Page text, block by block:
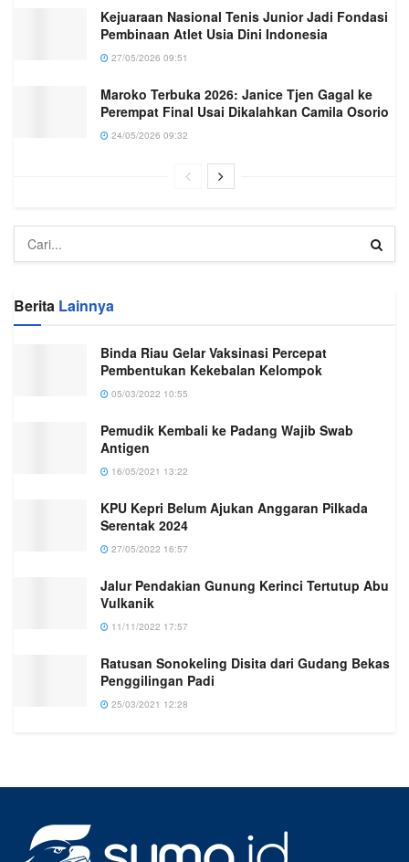
Kejuaraan Nasional Tenis Junior Jadi Fondasi
Pembinaan Atlet Usia Dini Indonesia
27/05/2026 09:51
Maroko Terbuka 2026: Janice Tjen Gagal ke
Perempat Final Usai Dikalahkan Camila Osorio
24/05/2026 09:32
Berita Lainnya
Binda Riau Gelar Vaksinasi Percepat
Pembentukan Kekebalan Kelompok
05/03/2022 10:55
Pemudik Kembali ke Padang Wajib Swab
Antigen
16/05/2021 13:22
KPU Kepri Belum Ajukan Anggaran Pilkada
Serentak 2024
27/05/2022 16:57
Jalur Pendakian Gunung Kerinci Tertutup Abu
Vulkanik
11/11/2022 17:57
Ratusan Sonokeling Disita dari Gudang Bekas
Penggilingan Padi
25/03/2021 12:28